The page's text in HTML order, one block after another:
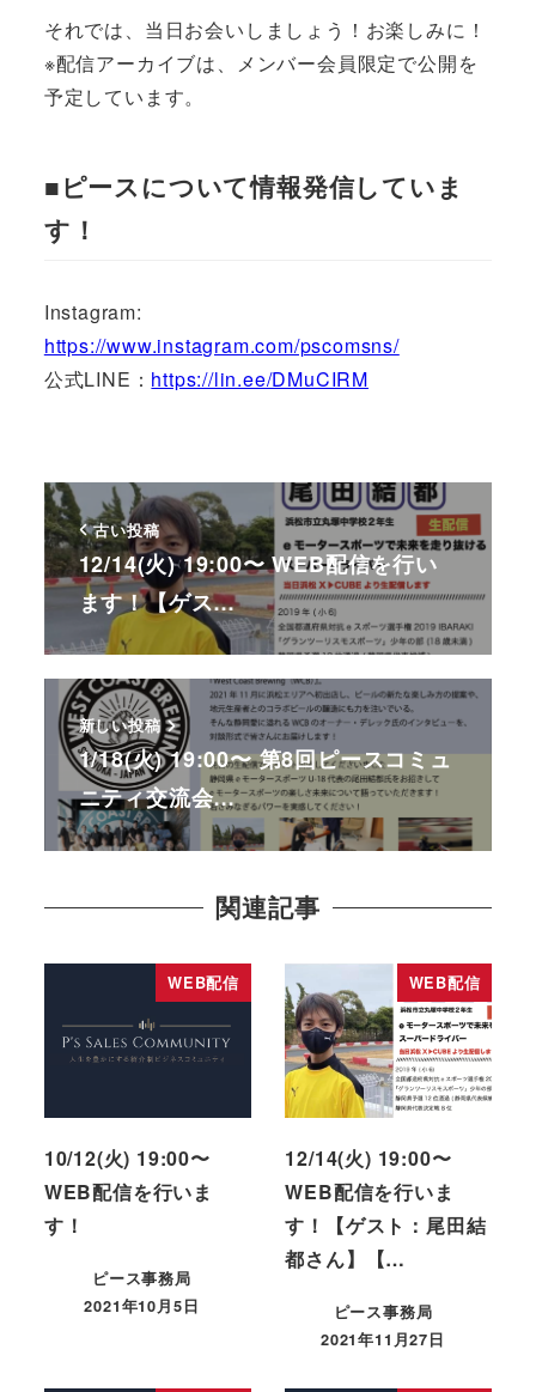
それでは、当日お会いしましょう！お楽しみに！
※配信アーカイブは、メンバー会員限定で公開を
予定しています。
■ピースについて情報発信していま
す！
Instagram:
https://www.instagram.com/pscomsns/
公式LINE： https://lin.ee/DMuCIRM
古い投稿
12/14(火) 19:00〜 WEB配信を行い
ます！【ゲス…
新しい投稿
1/18(火) 19:00〜 第8回ピースコミュ
ニティ交流会…
関連記事
WEB配信
10/12(火) 19:00〜
WEB配信を行いま
す！
ピース事務局
2021年10月5日
WEB配信
12/14(火) 19:00〜
WEB配信を行いま
す！【ゲスト：尾田結
都さん】【…
ピース事務局
2021年11月27日